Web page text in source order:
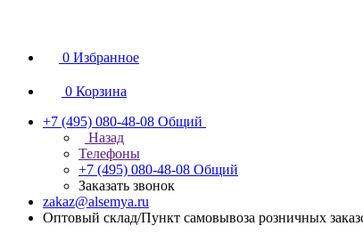
0 Избранное
0 Корзина
+7 (495) 080-48-08 Общий
Назад
Телефоны
+7 (495) 080-48-08 Общий
Заказать звонок
zakaz@alsemya.ru
Оптовый склад/Пункт самовывоза розничных